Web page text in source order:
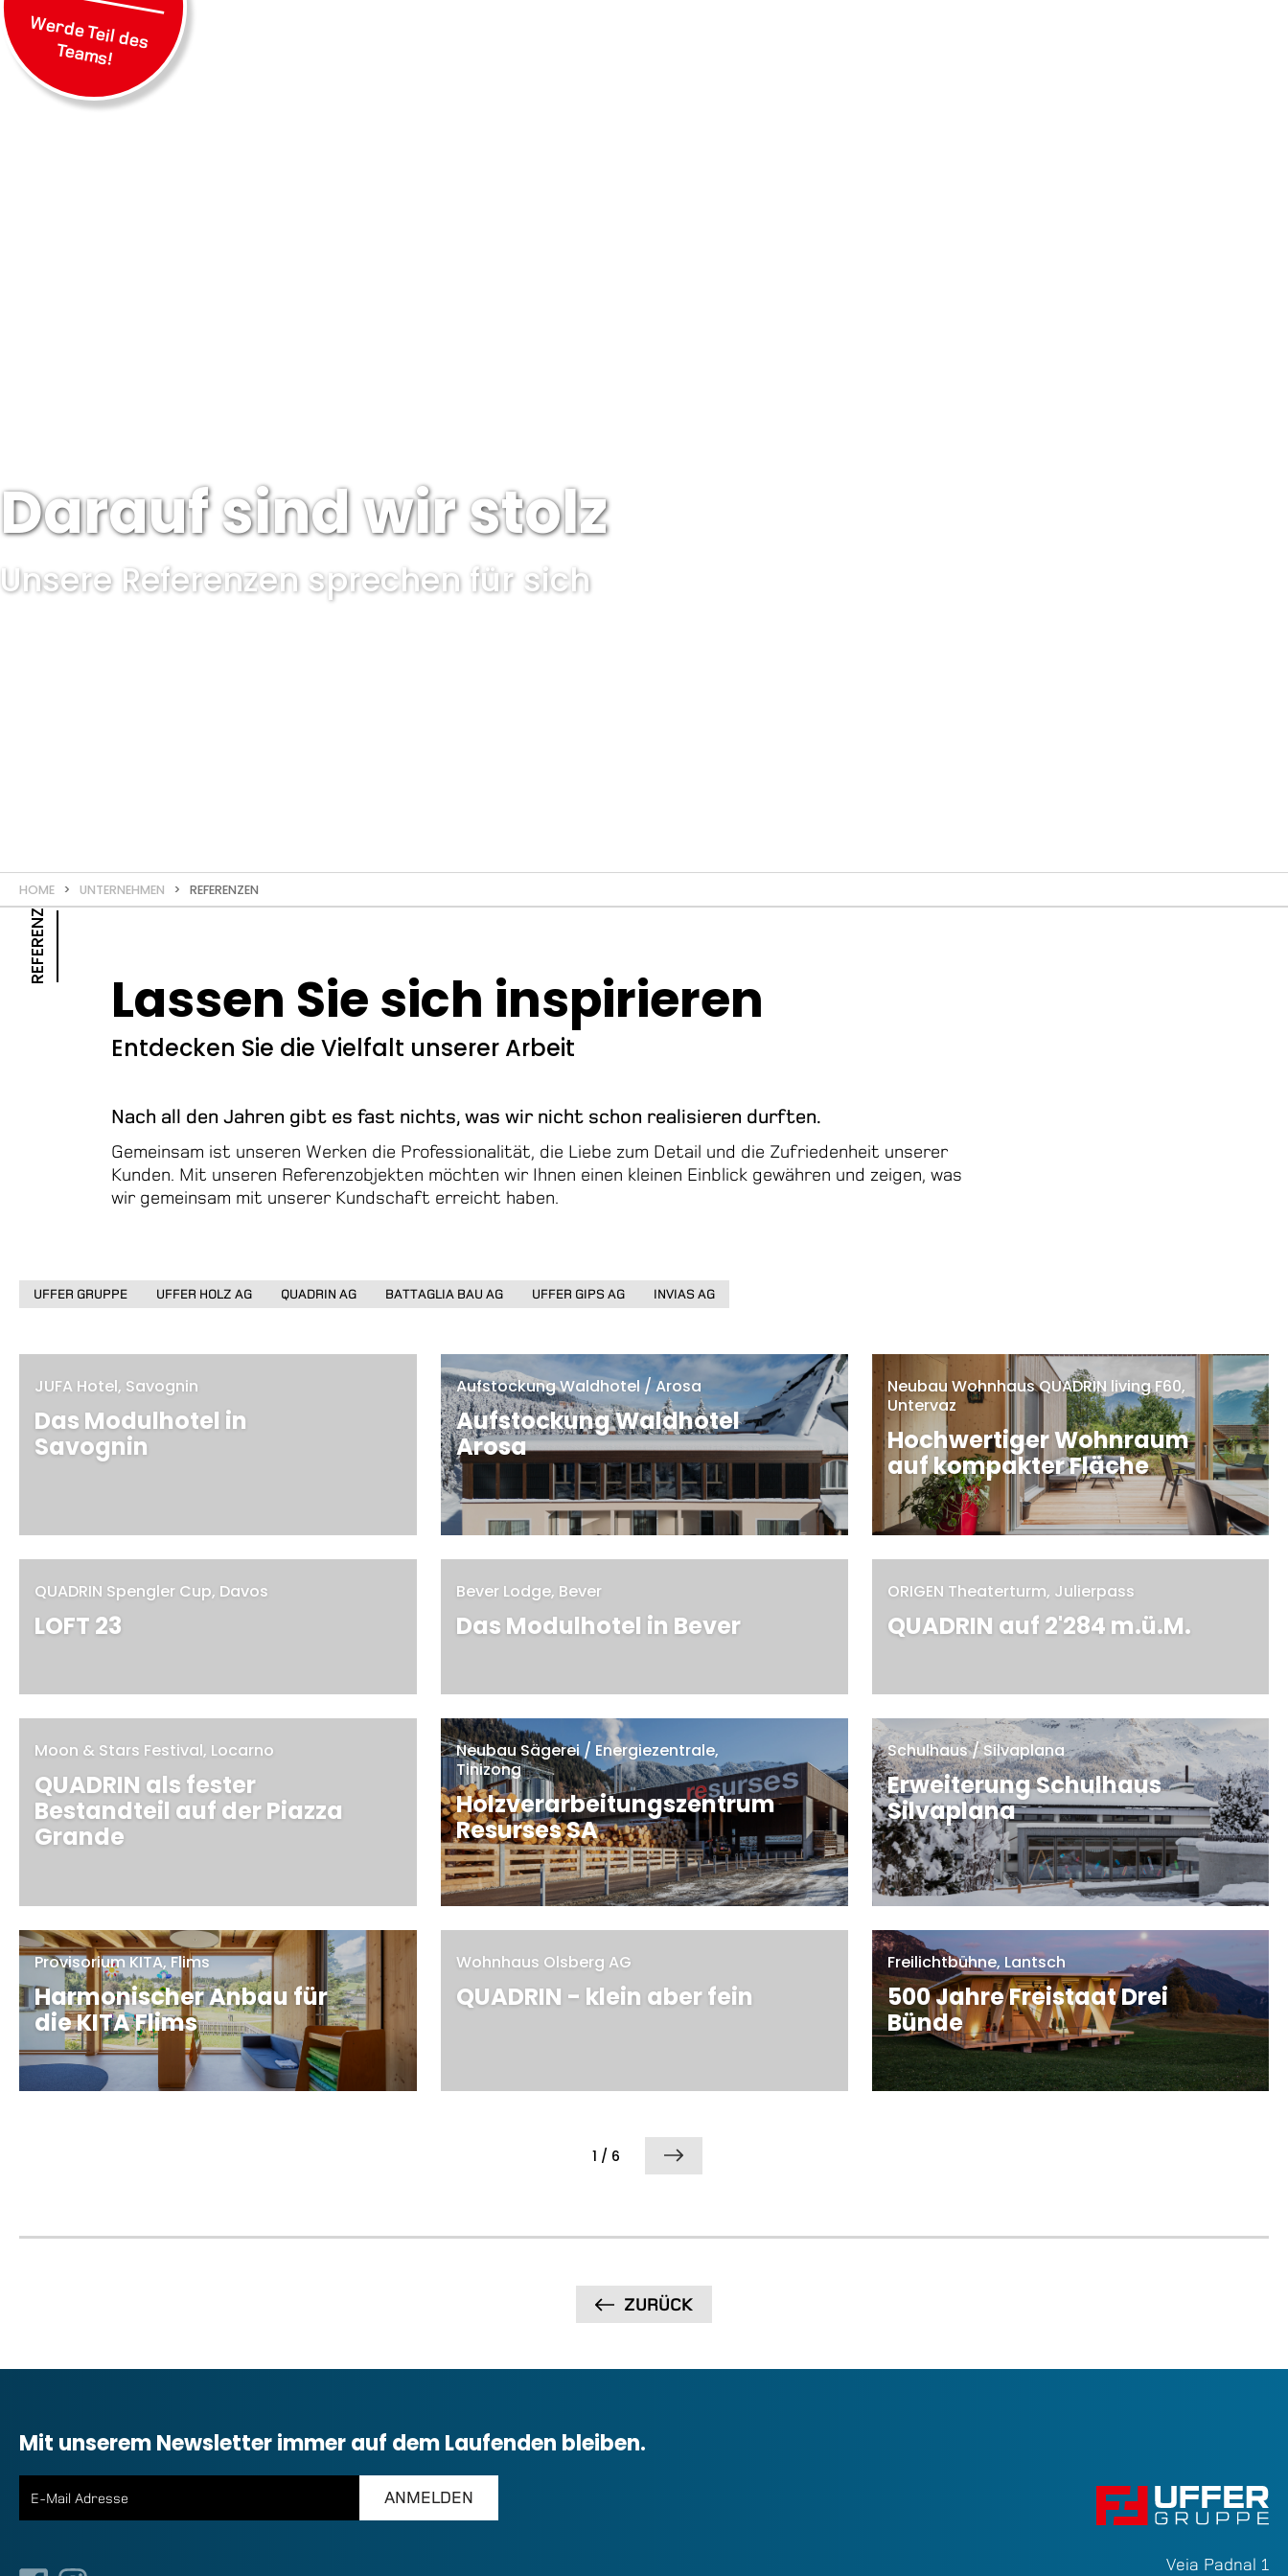
Werde Teil des
Teams!
Darauf sind wir stolz
Unsere Referenzen sprechen für sich
HOME > UNTERNEHMEN > REFERENZEN
REFERENZEN
Lassen Sie sich inspirieren
Entdecken Sie die Vielfalt unserer Arbeit
Nach all den Jahren gibt es fast nichts, was wir nicht schon realisieren durften.
Gemeinsam ist unseren Werken die Professionalität, die Liebe zum Detail und die Zufriedenheit unserer
Kunden. Mit unseren Referenzobjekten möchten wir Ihnen einen kleinen Einblick gewähren und zeigen, was
wir gemeinsam mit unserer Kundschaft erreicht haben.
UFFER GRUPPE UFFER HOLZ AG QUADRIN AG BATTAGLIA BAU AG UFFER GIPS AG INVIAS AG
JUFA Hotel, Savognin
Das Modulhotel in
Savognin
Aufstockung Waldhotel / Arosa
Aufstockung Waldhotel
Arosa
MEHR
Neubau Wohnhaus QUADRIN living F60,
Untervaz
Hochwertiger Wohnraum
auf kompakter Fläche
MEHR
QUADRIN Spengler Cup, Davos
LOFT 23
Bever Lodge, Bever
Das Modulhotel in Bever
ORIGEN Theaterturm, Julierpass
QUADRIN auf 2'284 m.ü.M.
Moon & Stars Festival, Locarno
QUADRIN als fester
Bestandteil auf der Piazza
Grande
Neubau Sägerei / Energiezentrale,
Tinizong
Holzverarbeitungszentrum
Resurses SA
MEHR
Schulhaus / Silvaplana
Erweiterung Schulhaus
Silvaplana
MEHR
Provisorium KITA, Flims
Harmonischer Anbau für
die KITA Flims
MEHR
Wohnhaus Olsberg AG
QUADRIN - klein aber fein
Freilichtbühne, Lantsch
500 Jahre Freistaat Drei
Bünde
MEHR
1 / 6
ZURÜCK
Mit unserem Newsletter immer auf dem Laufenden bleiben.
Veia Padnal 1